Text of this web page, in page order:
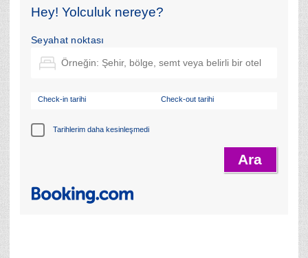
Hey! Yolculuk nereye?
Seyahat noktası
Check-in tarihi Check-out tarihi
Tarihlerim daha kesinleşmedi